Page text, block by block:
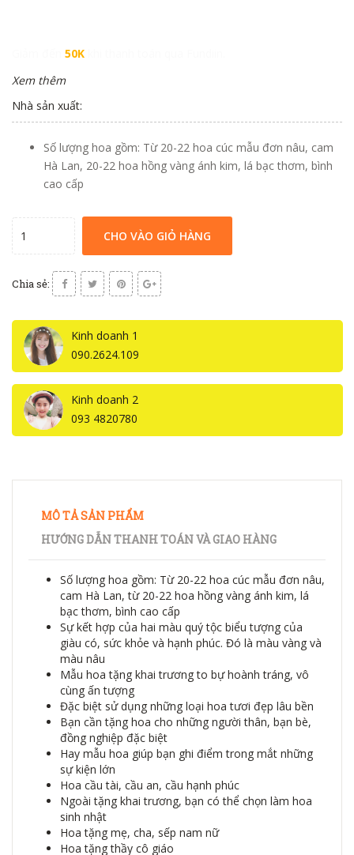
50K
Xem thêm
Nhà sản xuất:
Số lượng hoa gồm: Từ 20-22 hoa cúc mẫu đơn nâu, cam
Hà Lan, 20-22 hoa hồng vàng ánh kim, lá bạc thơm, bình
cao cấp
CHO VÀO GIỎ HÀNG
Chia sẻ:
Kinh doanh 1
090.2624.109
Kinh doanh 2
093 4820780
MÔ TẢ SẢN PHẨM
HƯỚNG DẪN THANH TOÁN VÀ GIAO HÀNG
Số lượng hoa gồm: Từ 20-22 hoa cúc mẫu đơn nâu,
cam Hà Lan, từ 20-22 hoa hồng vàng ánh kim, lá
bạc thơm, bình cao cấp
Sự kết hợp của hai màu quý tộc biểu tượng của
giàu có, sức khỏe và hạnh phúc. Đó là màu vàng và
màu nâu
Mẫu hoa tặng khai trương to bự hoành tráng, vô
cùng ấn tượng
Đặc biệt sử dụng những loại hoa tươi đẹp lâu bền
Bạn cần tặng hoa cho những người thân, bạn bè,
đồng nghiệp đặc biệt
Hay mẫu hoa giúp bạn ghi điểm trong mắt những
sự kiện lớn
Hoa cầu tài, cầu an, cầu hạnh phúc
Ngoài tặng khai trương, bạn có thể chọn làm hoa
sinh nhật
Hoa tặng mẹ, cha, sếp nam nữ
Hoa tặng thầy cô giáo